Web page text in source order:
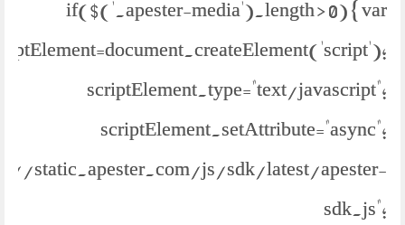
if($('.apester-media').length > 0) { var
scriptElement.type="text/javascript";
scriptElement.setAttribute="async";
static.apester.com/js/sdk/latest/apester-
sdk.js";